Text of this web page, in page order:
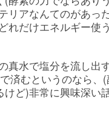
リアなんてのがあっ
れだけエネルギー使う
真水で塩分を流し出
済むというのなら、(
けど)非常に興味深い